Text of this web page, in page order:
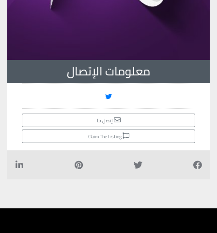
معلومات الإتصال
إتصل بنا
Claim The Listing